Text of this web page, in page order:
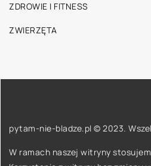
ZDROWIE I FITNESS
ZWIERZĘTA
pytam-nie-bladze.pl © 2023.
W ramach naszej witryny